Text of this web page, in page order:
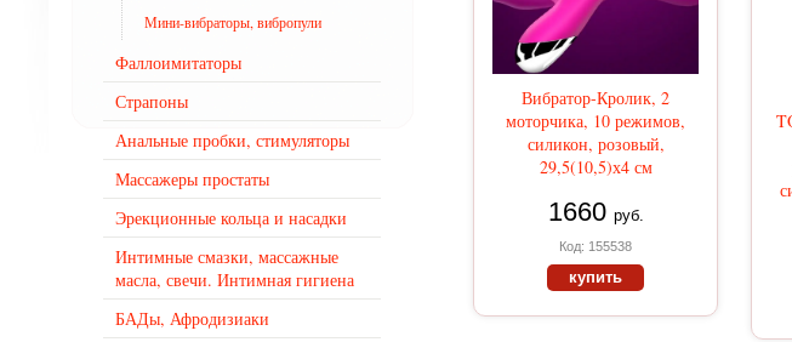
Вибратор-Кролик, 2
моторчика, 10 режимов,
силикон, розовый,
29,5(10,5)х4 см
1660 руб.
Код: 155538
купить
Мини-вибраторы, вибропули
Фаллоимитаторы
Страпоны
Анальные пробки, стимуляторы
Массажеры простаты
Эрекционные кольца и насадки
Интимные смазки, массажные
масла, свечи. Интимная гигиена
БАДы, Афродизиаки